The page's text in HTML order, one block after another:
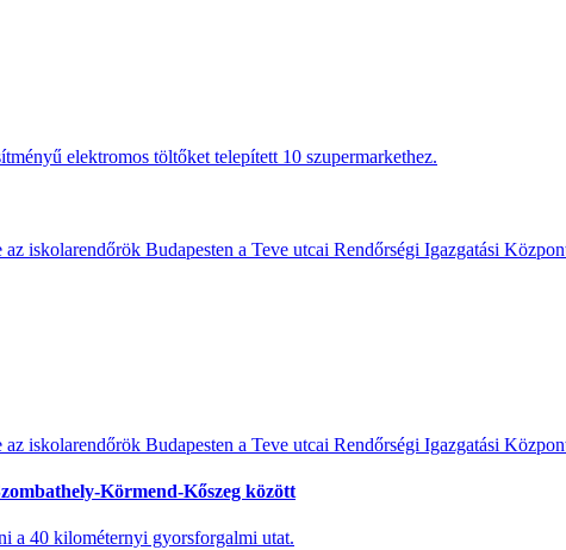
elektromos töltőket telepített 10 szupermarkethez.
iskolarendőrök Budapesten a Teve utcai Rendőrségi Igazgatási
iskolarendőrök Budapesten a Teve utcai Rendőrségi Igazgatási
Körmend-Kőszeg között
a 40 kilométernyi gyorsforgalmi utat.